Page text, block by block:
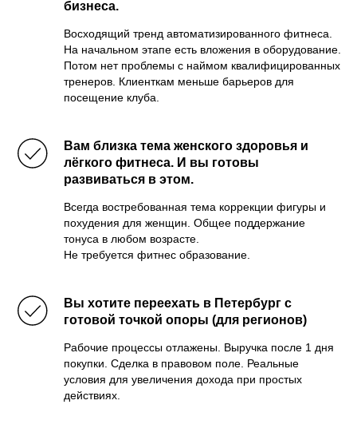
бизнеса.
Восходящий тренд автоматизированного фитнеса.
На начальном этапе есть вложения в оборудование.
Потом нет проблемы с наймом квалифицированных
тренеров. Клиенткам меньше барьеров для
посещение клуба.
Вам близка тема женского здоровья и
лёгкого фитнеса. И вы готовы
развиваться в этом.
Всегда востребованная тема коррекции фигуры и
похудения для женщин. Общее поддержание
тонуса в любом возрасте.
Не требуется фитнес образование.
Вы хотите переехать в Петербург с
готовой точкой опоры (для регионов)
Рабочие процессы отлажены. Выручка после 1 дня
покупки. Сделка в правовом поле. Реальные
условия для увеличения дохода при простых
действиях.